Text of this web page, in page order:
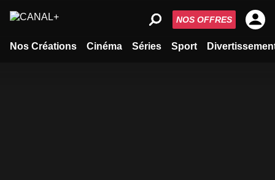
Nos Créations Cinéma Séries Sport
NOS OFFRES